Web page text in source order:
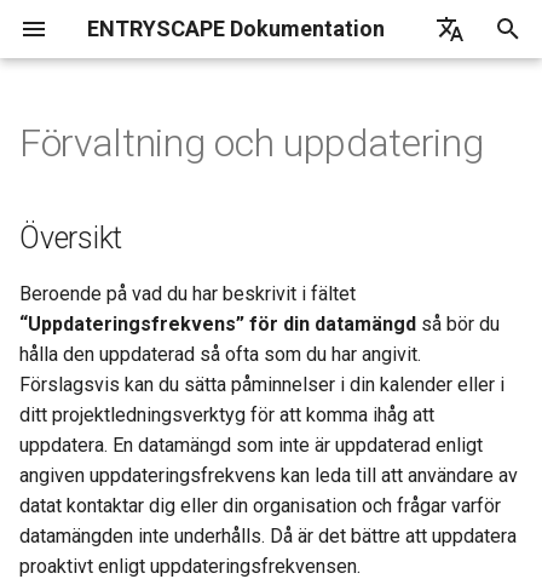
ENTRYSCAPE Dokumentation
Deutsch
a
e
r
a
Vad är EntryScape
Komma igång
Inställningar
Hjälp
Översikt
Uppdatera filer i en
distribution
Exportera katalog
Ladda ner filer
Översikt
Terminologier
Samlingar
Behörigheter
Detaljerad information
Översikt
Projekt
Entiteter
Publicering
Detaljerad information
Översikt
Översikt
Komma igång
Skördningsrapport
Sök bland kataloger
Skördningskällor
Verktygslåda
Notifieringar
Översikt
Användare
Grupper
Projekt
Entitetstyper
Detaljerad information
Översikt
Översikt
Översikt
Vanliga frågor
EntryScape
Underleverantörer
Förvaltning och uppdatering
Översikt
Beroende på vad du har beskrivit i fältet
“Uppdateringsfrekvens” för din datamängd så bör du
hålla den uppdaterad så ofta som du har angivit.
Förslagsvis kan du sätta påminnelser i din kalender eller i
ditt projektledningsverktyg för att komma ihåg att
uppdatera. En datamängd som inte är uppdaterad enligt
angiven uppdateringsfrekvens kan leda till att användare av
datat kontaktar dig eller din organisation och frågar varför
datamängden inte underhålls. Då är det bättre att uppdatera
proaktivt enligt uppdateringsfrekvensen.